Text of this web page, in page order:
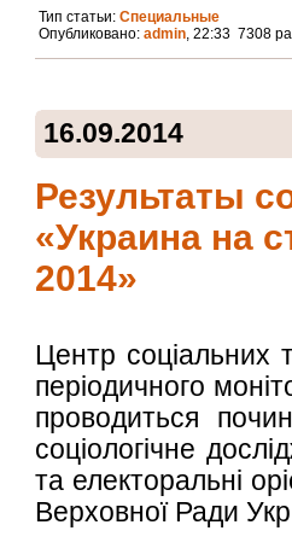
Тип статьи: Специальные
Опубликовано: admin, 22:33 7308
16.09.2014
Результаты
«Украина на
2014»
Центр
періодичного
проводиться
соціологічне
та електоральні
Верховної Ради